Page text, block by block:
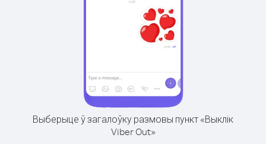
Выберыце ў загалоўку размовы пункт «Выклік
Viber Out»